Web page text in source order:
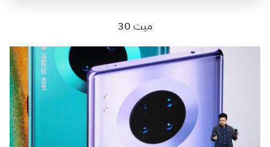
ميت 30